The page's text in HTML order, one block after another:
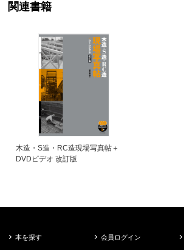
関連書籍
木造・S造・RC造現場写真帖＋
DVDビデオ 改訂版
本を探す 会員ログイン